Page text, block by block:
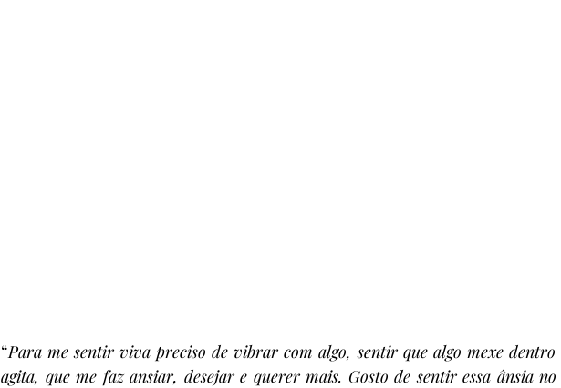
“Para me sentir viva preciso de vibrar com algo, sentir que algo mexe
agita, que me faz ansiar, desejar e querer mais. Gosto de sentir essa ânsia